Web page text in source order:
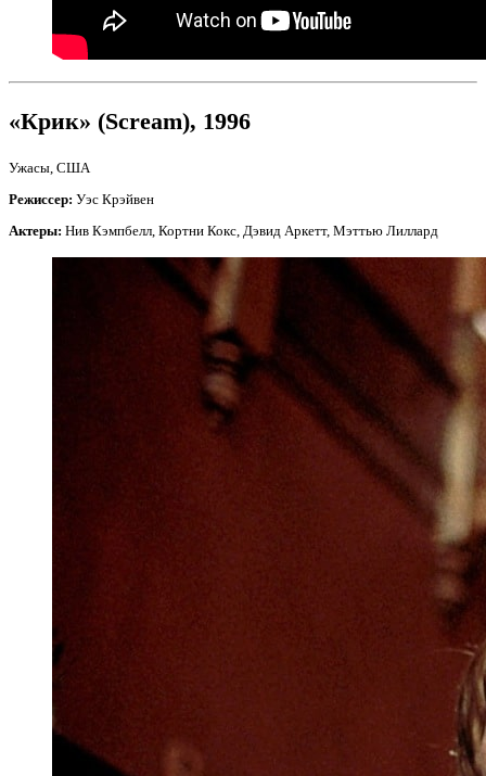
«Крик» (Scream), 1996
Ужасы, США
Режиссер: Уэс Крэйвен
Актеры: Нив Кэмпбелл, Кортни Кокс, Дэвид Аркетт, Мэттью Лиллард